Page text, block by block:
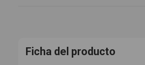
Ficha del producto